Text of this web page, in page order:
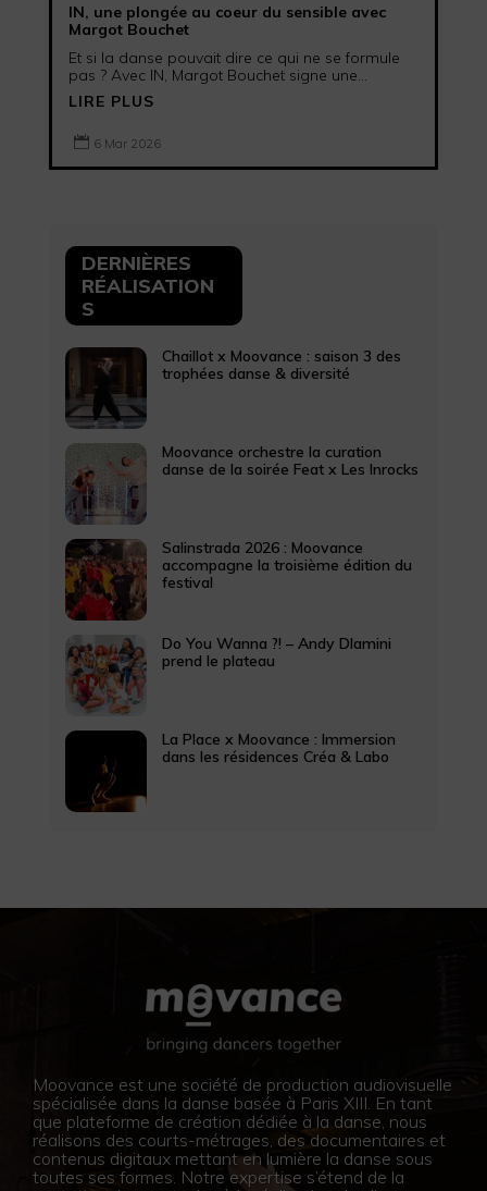
IN, une plongée au coeur du sensible avec
Margot Bouchet
Et si la danse pouvait dire ce qui ne se formule
pas ? Avec IN, Margot Bouchet signe une...
LIRE PLUS
 6 Mar 2026
DERNIÈRES
RÉALISATION
S
Chaillot x Moovance : saison 3 des
trophées danse & diversité
Moovance orchestre la curation
danse de la soirée Feat x Les Inrocks
Salinstrada 2026 : Moovance
accompagne la troisième édition du
festival
Do You Wanna ?! – Andy Dlamini
prend le plateau
La Place x Moovance : Immersion
dans les résidences Créa & Labo
Moovance est une société de production audiovisuelle
spécialisée dans la danse basée à Paris XIII. En tant
que plateforme de création dédiée à la danse, nous
réalisons des courts-métrages, des documentaires et
contenus digitaux mettant en lumière la danse sous
toutes ses formes. Notre expertise s’étend de la